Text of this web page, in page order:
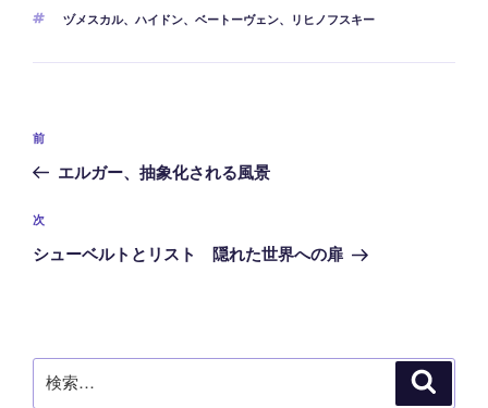
ゴ
ー
タ
ヅメスカル、 ハイドン、 ベートーヴェン、 リヒノフスキー
投
ナ
ビ
ゲ
ン
前
の
稿
前
エルガー、抽象化される風景
次
の
次
シューベルトとリスト 隠れた世界への扉
索: